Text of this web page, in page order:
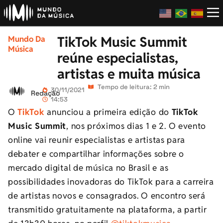
Mundo Da
Música
TikTok Music Summit
reúne especialistas,
artistas e muita música
Redação30/11/2021
14:53
Tempo de leitura: 2 min
OTikTok anunciou a primeira edição do TikTok
Music Summit, nos próximos dias 1 e 2. O evento
online vai reunir especialistas e artistas para
debater e compartilhar informações sobre o
mercado digital de música no Brasil e as
possibilidades inovadoras do TikTok para a carreira
de artistas novos e consagrados. O encontro será
transmitido gratuitamente na plataforma, a partir